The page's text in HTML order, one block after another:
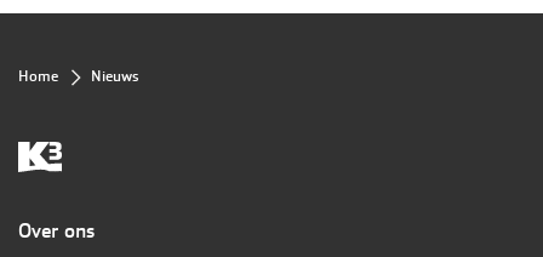
Kruimelpad
Home Nieuws
Overig
Over ons